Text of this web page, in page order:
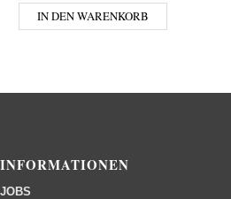
IN DEN WARENKORB
INFORMATIONEN
JOBS